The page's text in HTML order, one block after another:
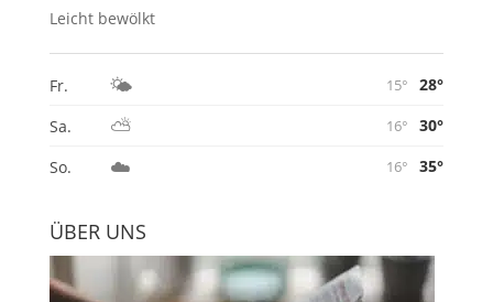
Leicht bewölkt
Fr. 🌤️ 15°
28°
Sa.
⛅ 16°
30°
So.
☁️ 16° 35°
ÜBER UNS